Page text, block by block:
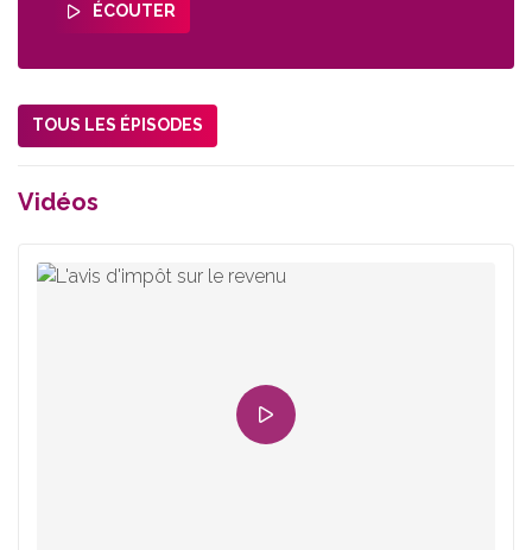
ÉCOUTER
TOUS LES ÉPISODES
Vidéos